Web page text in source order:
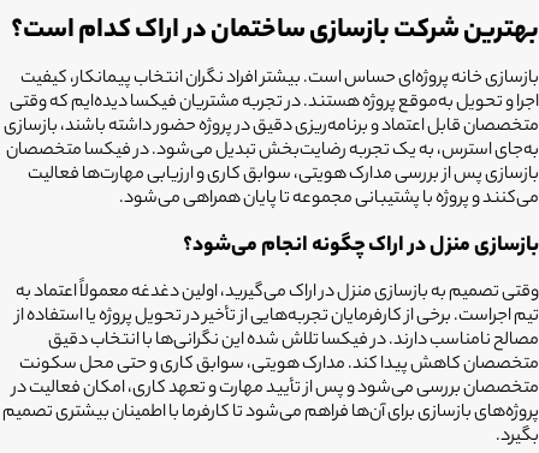
بهترین شرکت بازسازی ساختمان در اراک کدام است؟
بازسازی خانه پروژه‌ای حساس است. بیشتر افراد نگران انتخاب پیمانکار، کیفیت
اجرا و تحویل به‌موقع پروژه هستند. در تجربه مشتریان فیکسا دیده‌ایم که وقتی
متخصصان قابل اعتماد و برنامه‌ریزی دقیق در پروژه حضور داشته باشند، بازسازی
به‌جای استرس، به یک تجربه رضایت‌بخش تبدیل می‌شود. در فیکسا متخصصان
بازسازی پس از بررسی مدارک هویتی، سوابق کاری و ارزیابی مهارت‌ها فعالیت
می‌کنند و پروژه با پشتیبانی مجموعه تا پایان همراهی می‌شود.
بازسازی منزل در اراک چگونه انجام می‌شود؟
وقتی تصمیم به بازسازی منزل در اراک می‌گیرید، اولین دغدغه معمولاً اعتماد به
تیم اجراست. برخی از کارفرمایان تجربه‌هایی از تأخیر در تحویل پروژه یا استفاده از
مصالح نامناسب دارند. در فیکسا تلاش شده این نگرانی‌ها با انتخاب دقیق
متخصصان کاهش پیدا کند. مدارک هویتی، سوابق کاری و حتی محل سکونت
متخصصان بررسی می‌شود و پس از تأیید مهارت و تعهد کاری، امکان فعالیت در
پروژه‌های بازسازی برای آن‌ها فراهم می‌شود تا کارفرما با اطمینان بیشتری تصمیم
بگیرد.